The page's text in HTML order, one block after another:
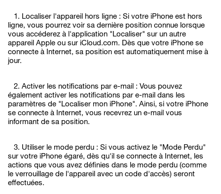
1. Localiser l'appareil hors ligne : Si votre iPhone est hors
ligne, vous pourrez voir sa dernière position connue lorsque
vous accéderez à l'application "Localiser" sur un autre
appareil Apple ou sur iCloud.com. Dès que votre iPhone se
connecte à Internet, sa position est automatiquement mise à
jour.
2. Activer les notifications par e-mail : Vous pouvez
également activer les notifications par e-mail dans les
paramètres de "Localiser mon iPhone". Ainsi, si votre iPhone
se connecte à Internet, vous recevrez un e-mail vous
informant de sa position.
3. Utiliser le mode perdu : Si vous activez le "Mode Perdu"
sur votre iPhone égaré, dès qu'il se connecte à Internet, les
actions que vous avez définies dans le mode perdu (comme
le verrouillage de l'appareil avec un code d'accès) seront
effectuées.